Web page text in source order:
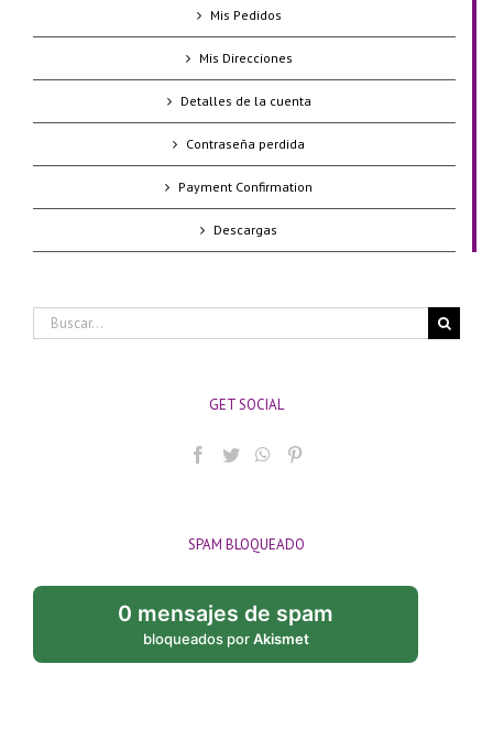
Mis Pedidos
Mis Direcciones
Detalles de la cuenta
Contraseña perdida
Payment Confirmation
Descargas
Buscar:
GET SOCIAL
SPAM BLOQUEADO
0 mensajes de spam
bloqueados porAkismet